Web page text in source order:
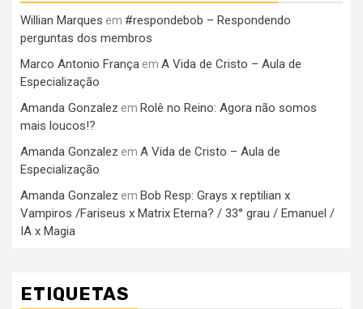
Willian Marques em #respondebob – Respondendo
perguntas dos membros
Marco Antonio França em A Vida de Cristo – Aula de
Especialização
Amanda Gonzalez em Rolê no Reino: Agora não somos
mais loucos!?
Amanda Gonzalez em A Vida de Cristo – Aula de
Especialização
Amanda Gonzalez em Bob Resp: Grays x reptilian x
Vampiros /Fariseus x Matrix Eterna? / 33° grau / Emanuel /
IA x Magia
ETIQUETAS